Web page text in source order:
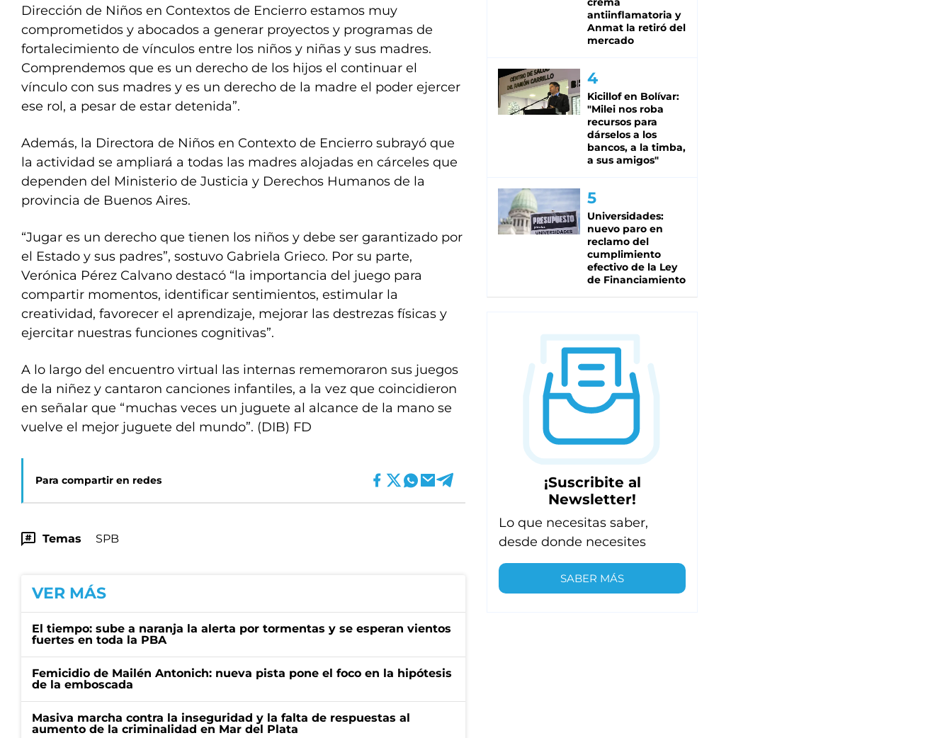
Dirección de Niños en Contextos de Encierro estamos muy
comprometidos y abocados a generar proyectos y programas de
fortalecimiento de vínculos entre los niños y niñas y sus madres.
Comprendemos que es un derecho de los hijos el continuar el
vínculo con sus madres y es un derecho de la madre el poder ejercer
ese rol, a pesar de estar detenida”.
Además, la Directora de Niños en Contexto de Encierro subrayó que
la actividad se ampliará a todas las madres alojadas en cárceles que
dependen del Ministerio de Justicia y Derechos Humanos de la
provincia de Buenos Aires.
“Jugar es un derecho que tienen los niños y debe ser garantizado por
el Estado y sus padres”, sostuvo Gabriela Grieco. Por su parte,
Verónica Pérez Calvano destacó “la importancia del juego para
compartir momentos, identificar sentimientos, estimular la
creatividad, favorecer el aprendizaje, mejorar las destrezas físicas y
ejercitar nuestras funciones cognitivas”.
A lo largo del encuentro virtual las internas rememoraron sus juegos
de la niñez y cantaron canciones infantiles, a la vez que coincidieron
en señalar que “muchas veces un juguete al alcance de la mano se
vuelve el mejor juguete del mundo”. (DIB) FD
Para compartir en redes
Temas SPB
VER MÁS
El tiempo: sube a naranja la alerta por tormentas y se esperan vientos
fuertes en toda la PBA
Femicidio de Mailén Antonich: nueva pista pone el foco en la hipótesis
de la emboscada
Masiva marcha contra la inseguridad y la falta de respuestas al
aumento de la criminalidad en Mar del Plata
antiinflamatoria y
Anmat la retiró del
mercado
Kicillof en Bolívar:
"Milei nos roba
recursos para
dárselos a los
bancos, a la timba,
a sus amigos"
Universidades:
nuevo paro en
reclamo del
cumplimiento
efectivo de la Ley
de Financiamiento
¡Suscribite al
Newsletter!
Lo que necesitas saber,
desde donde necesites
SABER MÁS